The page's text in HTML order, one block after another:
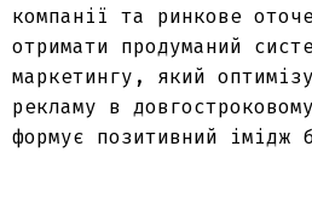
компанії та ринкове
отримати продуманий
маркетингу, який
рекламу в
формує позитивний імідж